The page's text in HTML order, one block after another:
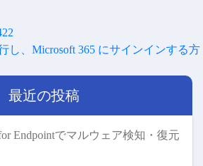
し、Microsoft 365 にサインインする方
最近の投稿
Endpointでマルウェア検知・復元